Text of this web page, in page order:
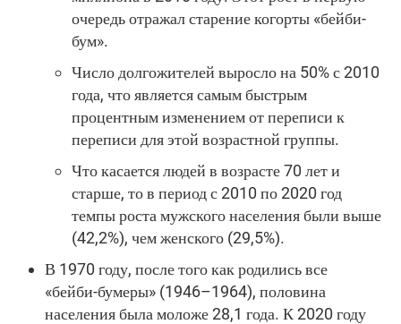
очередь отражал старение когорты «бейби-
бум».
Число долгожителей выросло на 50% с 2010
года, что является самым быстрым
процентным изменением от переписи к
переписи для этой возрастной группы.
Что касается людей в возрасте 70 лет и
старше, то в период с 2010 по 2020 год
темпы роста мужского населения были выше
(42,2%), чем женского (29,5%).
В 1970 году, после того как родились все
«бейби-бумеры» (1946–1964), половина
населения была моложе 28,1 года. К 2020 году